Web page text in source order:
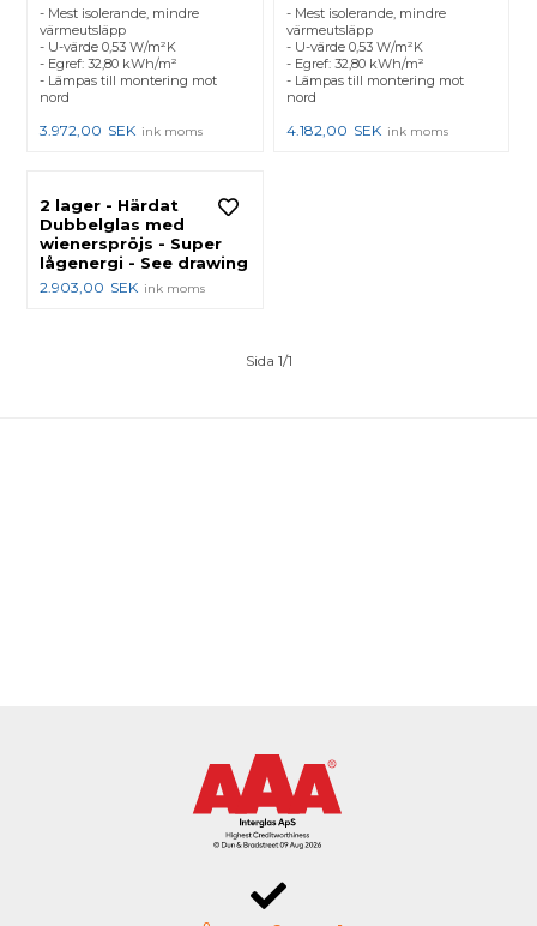
- Mest isolerande, mindre
värmeutsläpp
- U-värde 0,53 W/m²K
- Egref: 32,80 kWh/m²
- Lämpas till montering mot
nord
3.972,00 SEK ink moms
- Mest isolerande, mindre
värmeutsläpp
- U-värde 0,53 W/m²K
- Egref: 32,80 kWh/m²
- Lämpas till montering mot
nord
4.182,00 SEK ink moms
2 lager - Härdat
Dubbelglas med
wienerspröjs - Super
lågenergi - See drawing
2.903,00 SEK ink moms
Sida 1/1